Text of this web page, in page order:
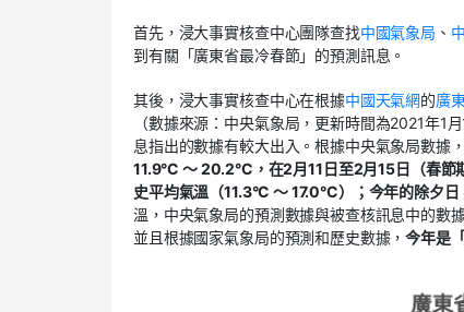
首先，浸大事實核查中心團隊查找中國氣象局 、
到有關「廣東省最冷春節」的預測訊息。
其後，浸大事實核查中心在根據中國天氣網的廣
（數據來源：中央氣象局，更新時間為2021年1
息指出的數據有較大出入。根據中央氣象局數據
11.9°C ～ 20.2°C，在2月11日至2月15日（春
史平均氣溫（11.3°C ～ 17.0°C）；今年的除夕
溫，中央氣象局的預測數據與被查核訊息中的數
並且根據國家氣象局的預測和歷史數據，今年是